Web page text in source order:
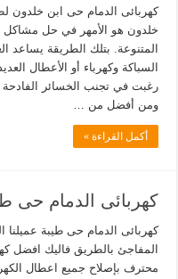
كهربائى الدمام حى ابن خلدون
خلدون هو الأمهر في حل مشاكل
المتنوعة. بتلك الطريقة يساعد
السباكة وكهرباء أو الأعطال
رغبت في تجنب الخسائر الفادحة
ومن أفضل من …
أكمل القراءة »
كهربائى الدمام حى طيبة
كهربائى الدمام حى طيبة
المفاجئ بالطريق فاليك افضل
محترف بإصلاح جميع اعطال